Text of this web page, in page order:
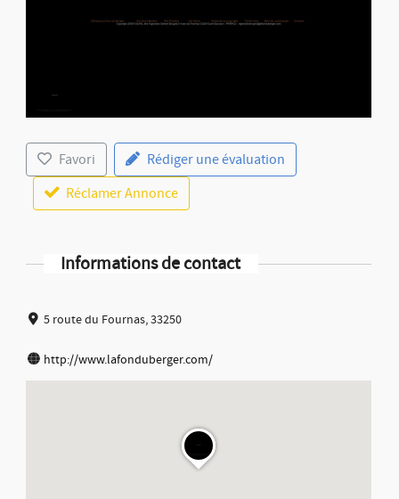
Favori
Rédiger une évaluation
Réclamer Annonce
Informations de contact
5 route du Fournas, 33250
http://www.lafonduberger.com/